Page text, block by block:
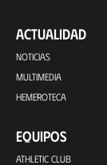
ACTUALIDAD
NOTICIAS
MULTIMEDIA
HEMEROTECA
EQUIPOS
ATHLETIC CLUB